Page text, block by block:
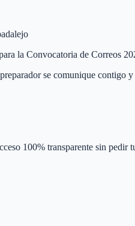
la Convocatoria de Correos
se comunique contigo
100% transparente sin